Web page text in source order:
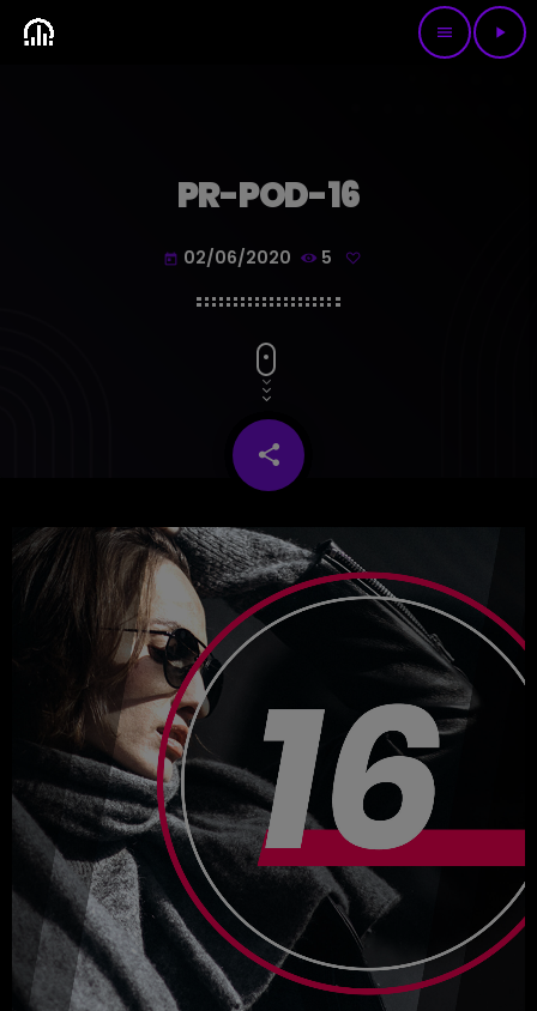
menu play_arrow
PR-POD-16
today 02/06/2020 5
share
email